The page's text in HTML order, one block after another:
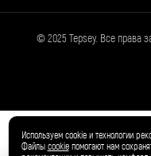
🛍️ Магазин
Товар добавлен в
© 2025 Tepsey. Все права
Используем cookie и технологии
Файлы cookieпомогают нам